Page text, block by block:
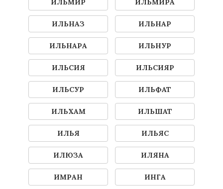
ИЛЬМИР ИЛЬМИРА
ИЛЬНАЗ ИЛЬНАР
ИЛЬНАРА ИЛЬНУР
ИЛЬСИЯ ИЛЬСИЯР
ИЛЬСУР ИЛЬФАТ
ИЛЬХАМ ИЛЬШАТ
ИЛЬЯ ИЛЬЯС
ИЛЮЗА ИЛЯНА
ИМРАН ИНГА